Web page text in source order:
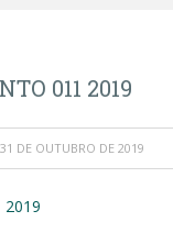
011 2019
31 DE OUTUBRO DE 2019
2019